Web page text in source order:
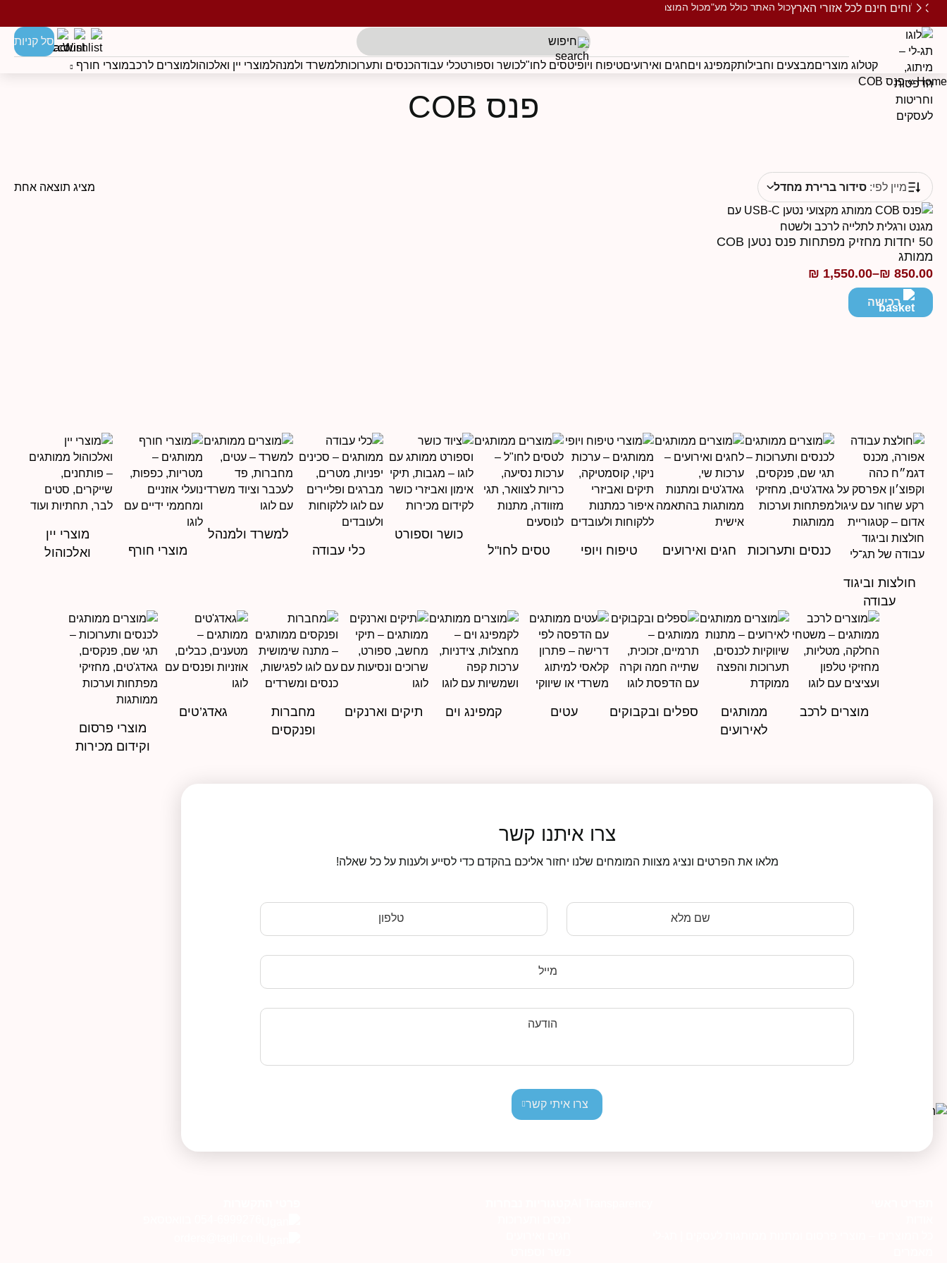
משלוחים חינם לכל אזורי הארץכול האתר כולל מע"מכול המוצרים ממותגים לפי בקשת הלקוח
סל קניות
קטלוג מוצריםמבצעים וחבילותקמפינג ויםחגים ואירועיםטיפוח ויופיטסים לחו"לכושר וספורטכלי עבודהכנסים ותערוכותלמשרד ולמנהלמוצרי יין ואלכוהולמוצרים לרכבמוצרי חורף
Home
»פנס COB
פנס COB
מציג תוצאה אחת מיין לפי: סידור ברירת מחדל
50 יחדות מחזיק מפתחות פנס נטען COB
ממותג
₪ 850.00
–
₪ 1,550.00
טווח
מחירים:רכישה
חולצות וביגוד
עבודה
כנסים ותערוכות חגים ואירועים טיפוח ויופי טסים לחו"ל
כושר וספורט
כלי עבודה
למשרד ולמנהל
מוצרי חורף
מוצרי יין
ואלכוהול
מוצרים לרכב
ממותגים
לאירועים
ספלים ובקבוקים עטים קמפינג וים תיקים וארנקים
מחברות
ופנקסים
גאדג’טים
מוצרי פרסום
וקידום מכירות
צרו איתנו קשר
מלאו את הפרטים ונציג מצוות המומחים שלנו יחזור אליכם בהקדם כדי לסייע ולענות על כל שאלה!
שם מלא טלפון
מייל
הודעה
צרו איתי קשר